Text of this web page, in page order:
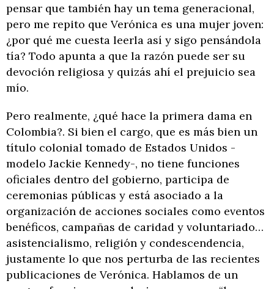
pensar que también hay un tema generacional,
pero me repito que Verónica es una mujer joven:
¿por qué me cuesta leerla así y sigo pensándola
tía? Todo apunta a que la razón puede ser su
devoción religiosa y quizás ahí el prejuicio sea
mío.
Pero realmente, ¿qué hace la primera dama en
Colombia?. Si bien el cargo, que es más bien un
título colonial tomado de Estados Unidos -
modelo Jackie Kennedy-, no tiene funciones
oficiales dentro del gobierno, participa de
ceremonias públicas y está asociado a la
organización de acciones sociales como eventos
benéficos, campañas de caridad y voluntariado…
asistencialismo, religión y condescendencia,
justamente lo que nos perturba de las recientes
publicaciones de Verónica. Hablamos de un